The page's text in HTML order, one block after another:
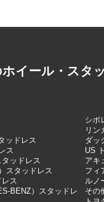
イール・スタ
シボ
リン
ッドレス
ダッ
ス
US
ッドレス
アキ
スタッドレス
フィ
ス
ルノ
BENZ）スタッドレ
その